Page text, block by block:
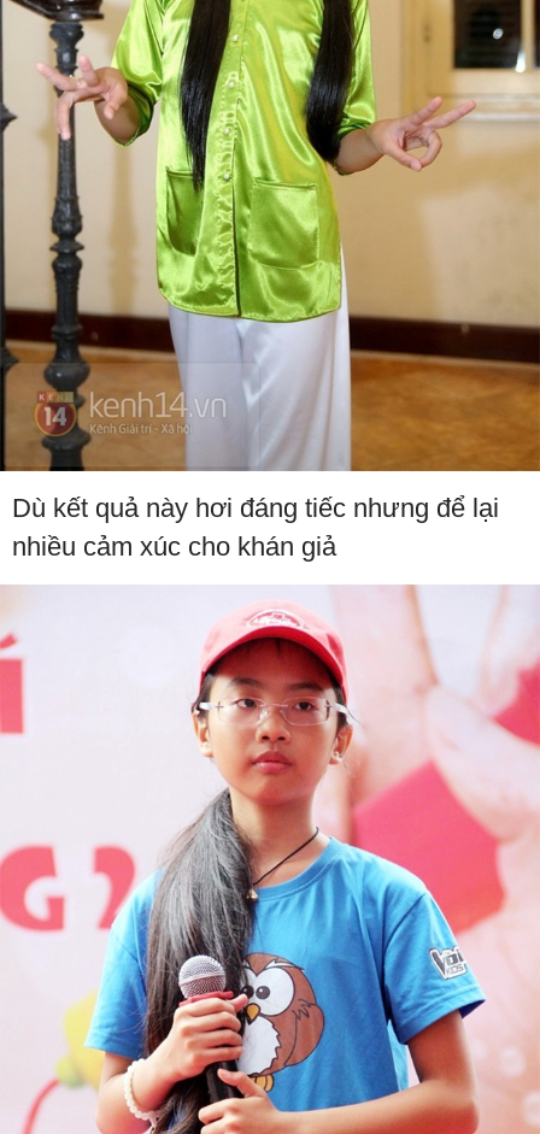
Dù kết quả này hơi đáng tiếc nhưng để lại
nhiều cảm xúc cho khán giả